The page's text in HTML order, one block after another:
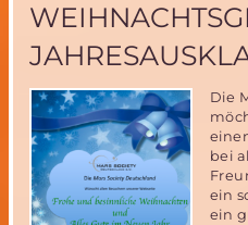
Beitrag
ISS
Die
bei
ein
ein